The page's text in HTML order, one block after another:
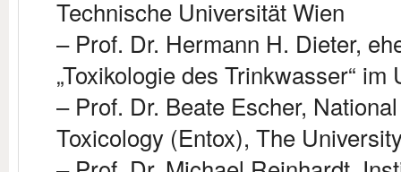
Technische Universität Wien
– Prof. Dr. Hermann H. Dieter,
„Toxikologie des Trinkwasser“
– Prof. Dr. Beate Escher,
Toxicology (Entox), The